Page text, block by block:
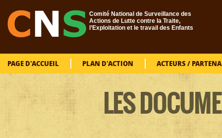
Comité National de Surveillance des
Actions de Lutte contre la Traite,
l’Exploitation et le travail des Enfants
PAGE D'ACCUEIL PLAN D'ACTION ACTEURS /
LES